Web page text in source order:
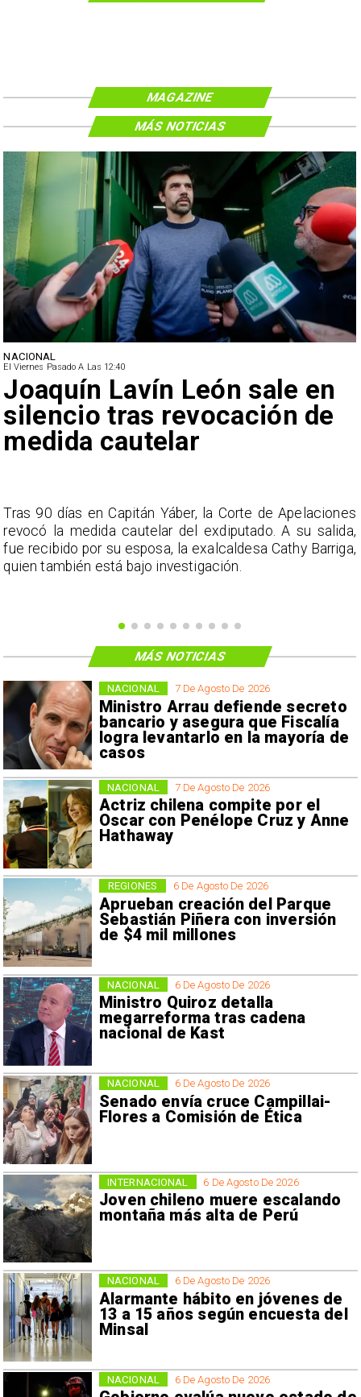
MAGAZINE
NACIONAL
El Viernes Pasado A Las 12:40
Joaquín Lavín León sale en
silencio tras revocación de
medida cautelar
Tras 90 días en Capitán Yáber, la Corte de Apelaciones
revocó la medida cautelar del exdiputado. A su salida,
fue recibido por su esposa, la exalcaldesa Cathy Barriga,
quien también está bajo investigación.
MÁS NOTICIAS
7 De Agosto De 2026
Ministro Arrau defiende secreto
bancario y asegura que Fiscalía
logra levantarlo en la mayoría de
casos
NACIONAL
7 De Agosto De 2026
Actriz chilena compite por el
Oscar con Penélope Cruz y Anne
Hathaway
NACIONAL
6 De Agosto De 2026
Aprueban creación del Parque
Sebastián Piñera con inversión
de $4 mil millones
REGIONES
6 De Agosto De 2026
Ministro Quiroz detalla
megarreforma tras cadena
nacional de Kast
NACIONAL
6 De Agosto De 2026
Senado envía cruce Campillai-
Flores a Comisión de Ética
NACIONAL
6 De Agosto De 2026
Joven chileno muere escalando
montaña más alta de Perú
INTERNACIONAL
6 De Agosto De 2026
Alarmante hábito en jóvenes de
13 a 15 años según encuesta del
Minsal
NACIONAL
6 De Agosto De 2026
NACIONAL
MÁS NOTICIAS